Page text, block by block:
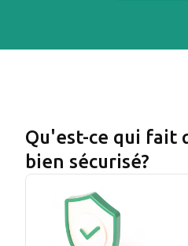
Qu'est-ce qui fait
bien sécurisé?